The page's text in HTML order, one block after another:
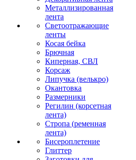
Металлизированная
лента
Светоотражающие
ленты
Косая бейка
Брючная
Киперная, СВЛ
Корсаж
Липучка (велькро)
Окантовка
Размерники
Регилин (корсетная
лента)
Стропа (ременная
лента)
Бисероплетение
Глиттер